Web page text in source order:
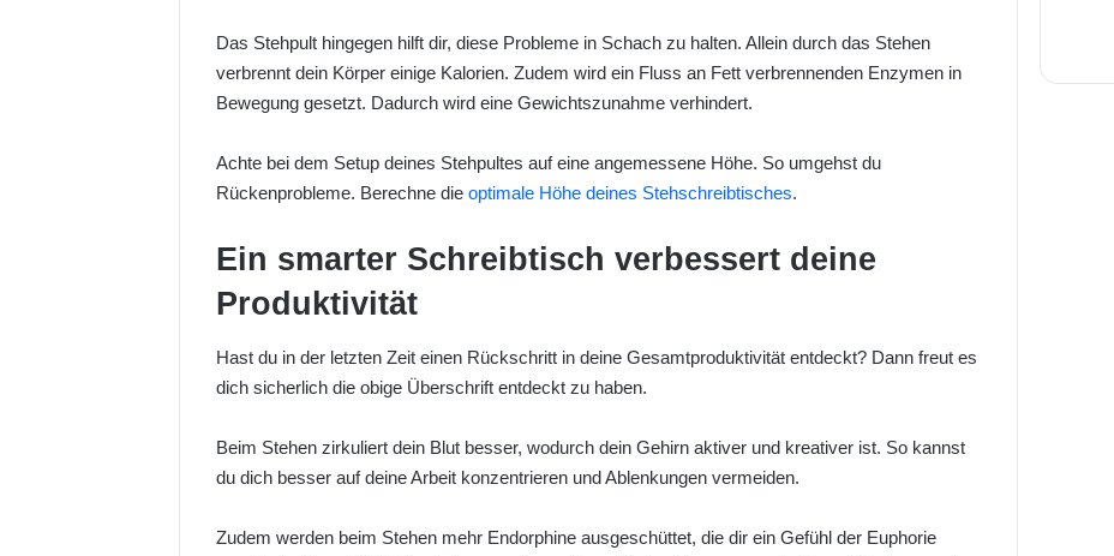
Das Stehpult hingegen hilft dir, diese Probleme in Schach zu halten. Allein durch das Stehen
verbrennt dein Körper einige Kalorien. Zudem wird ein Fluss an Fett verbrennenden Enzymen in
Bewegung gesetzt. Dadurch wird eine Gewichtszunahme verhindert.
Achte bei dem Setup deines Stehpultes auf eine angemessene Höhe. So umgehst du
Rückenprobleme. Berechne dieoptimale Höhe deines Stehschreibtisches.
Ein smarter Schreibtisch verbessert deine
Produktivität
Hast du in der letzten Zeit einen Rückschritt in deine Gesamtproduktivität entdeckt? Dann freut es
dich sicherlich die obige Überschrift entdeckt zu haben.
Beim Stehen zirkuliert dein Blut besser, wodurch dein Gehirn aktiver und kreativer ist. So kannst
du dich besser auf deine Arbeit konzentrieren und Ablenkungen vermeiden.
Zudem werden beim Stehen mehr Endorphine ausgeschüttet, die dir ein Gefühl der Euphorie